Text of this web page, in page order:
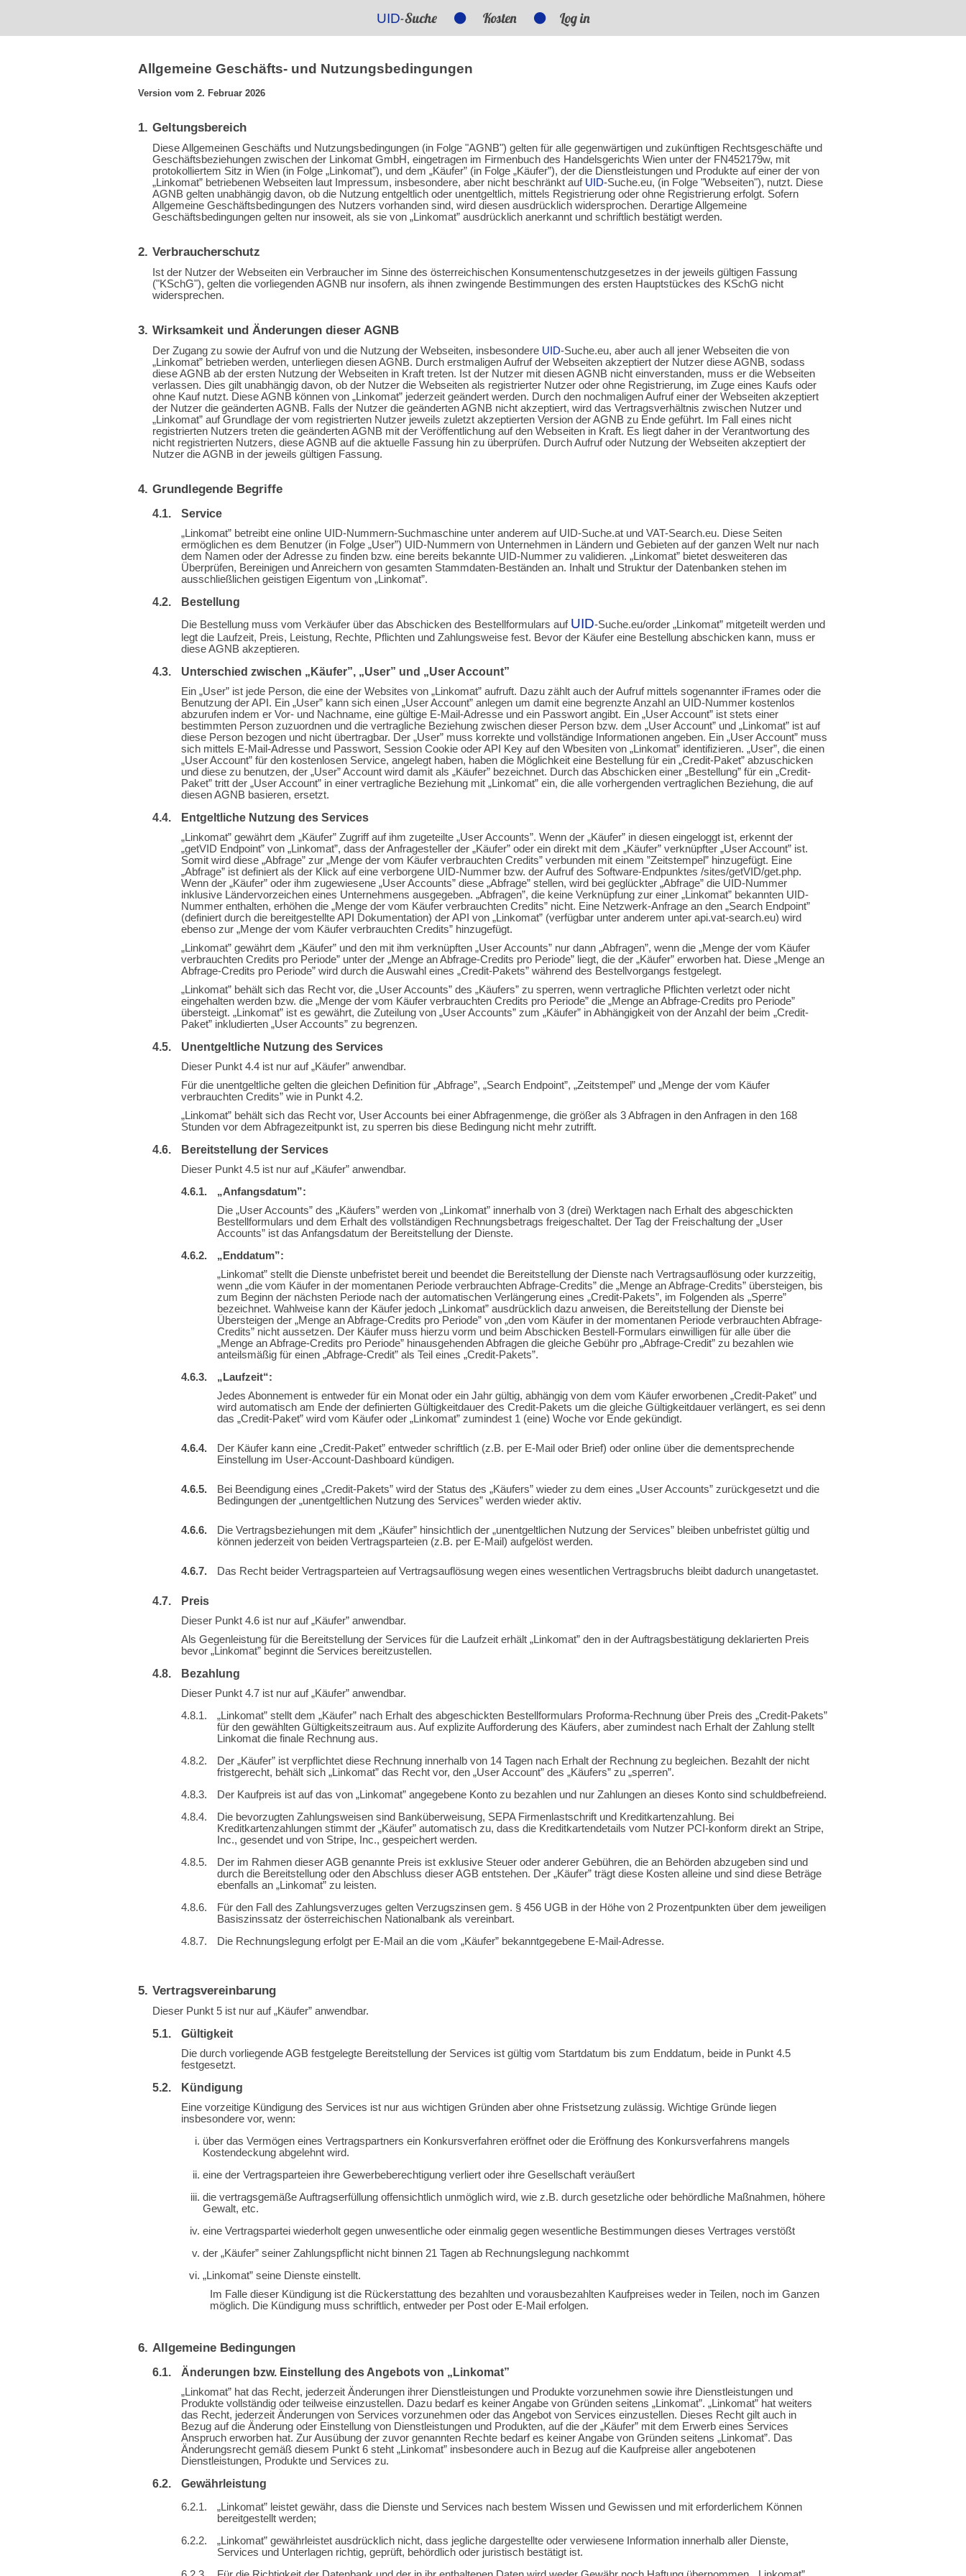
UID-Suche Kosten Log in
Allgemeine Geschäfts- und Nutzungsbedingungen
Version vom 2. Februar 2026
Geltungsbereich
Diese Allgemeinen Geschäfts und Nutzungsbedingungen (in Folge "AGNB") gelten für alle gegenwärtigen und zukünftigen Rechtsgeschäfte und
Geschäftsbeziehungen zwischen der Linkomat GmbH, eingetragen im Firmenbuch des Handelsgerichts Wien unter der FN452179w, mit
protokolliertem Sitz in Wien (in Folge „Linkomat”), und dem „Käufer” (in Folge „Käufer”), der die Dienstleistungen und Produkte auf einer der von
„Linkomat” betriebenen Webseiten laut Impressum, insbesondere, aber nicht beschränkt auf UID-Suche.eu, (in Folge "Webseiten"), nutzt. Diese
AGNB gelten unabhängig davon, ob die Nutzung entgeltlich oder unentgeltlich, mittels Registrierung oder ohne Registrierung erfolgt. Sofern
Allgemeine Geschäftsbedingungen des Nutzers vorhanden sind, wird diesen ausdrücklich widersprochen. Derartige Allgemeine
Geschäftsbedingungen gelten nur insoweit, als sie von „Linkomat” ausdrücklich anerkannt und schriftlich bestätigt werden.
Verbraucherschutz
Ist der Nutzer der Webseiten ein Verbraucher im Sinne des österreichischen Konsumentenschutzgesetzes in der jeweils gültigen Fassung
("KSchG"), gelten die vorliegenden AGNB nur insofern, als ihnen zwingende Bestimmungen des ersten Hauptstückes des KSchG nicht
widersprechen.
Wirksamkeit und Änderungen dieser AGNB
Der Zugang zu sowie der Aufruf von und die Nutzung der Webseiten, insbesondere UID-Suche.eu, aber auch all jener Webseiten die von
„Linkomat” betrieben werden, unterliegen diesen AGNB. Durch erstmaligen Aufruf der Webseiten akzeptiert der Nutzer diese AGNB, sodass
diese AGNB ab der ersten Nutzung der Webseiten in Kraft treten. Ist der Nutzer mit diesen AGNB nicht einverstanden, muss er die Webseiten
verlassen. Dies gilt unabhängig davon, ob der Nutzer die Webseiten als registrierter Nutzer oder ohne Registrierung, im Zuge eines Kaufs oder
ohne Kauf nutzt. Diese AGNB können von „Linkomat” jederzeit geändert werden. Durch den nochmaligen Aufruf einer der Webseiten akzeptiert
der Nutzer die geänderten AGNB. Falls der Nutzer die geänderten AGNB nicht akzeptiert, wird das Vertragsverhältnis zwischen Nutzer und
„Linkomat” auf Grundlage der vom registrierten Nutzer jeweils zuletzt akzeptierten Version der AGNB zu Ende geführt. Im Fall eines nicht
registrierten Nutzers treten die geänderten AGNB mit der Veröffentlichung auf den Webseiten in Kraft. Es liegt daher in der Verantwortung des
nicht registrierten Nutzers, diese AGNB auf die aktuelle Fassung hin zu überprüfen. Durch Aufruf oder Nutzung der Webseiten akzeptiert der
Nutzer die AGNB in der jeweils gültigen Fassung.
Grundlegende Begriffe
Service
„Linkomat” betreibt eine online UID-Nummern-Suchmaschine unter anderem auf UID-Suche.at und VAT-Search.eu. Diese Seiten
ermöglichen es dem Benutzer (in Folge „User”) UID-Nummern von Unternehmen in Ländern und Gebieten auf der ganzen Welt nur nach
dem Namen oder der Adresse zu finden bzw. eine bereits bekannte UID-Nummer zu validieren. „Linkomat” bietet desweiteren das
Überprüfen, Bereinigen und Anreichern von gesamten Stammdaten-Beständen an. Inhalt und Struktur der Datenbanken stehen im
ausschließlichen geistigen Eigentum von „Linkomat”.
Bestellung
Die Bestellung muss vom Verkäufer über das Abschicken des Bestellformulars auf UID-Suche.eu/order „Linkomat” mitgeteilt werden und
legt die Laufzeit, Preis, Leistung, Rechte, Pflichten und Zahlungsweise fest. Bevor der Käufer eine Bestellung abschicken kann, muss er
diese AGNB akzeptieren.
Unterschied zwischen „Käufer”, „User” und „User Account”
Ein „User” ist jede Person, die eine der Websites von „Linkomat” aufruft. Dazu zählt auch der Aufruf mittels sogenannter iFrames oder die
Benutzung der API. Ein „User” kann sich einen „User Account” anlegen um damit eine begrenzte Anzahl an UID-Nummer kostenlos
abzurufen indem er Vor- und Nachname, eine gültige E-Mail-Adresse und ein Passwort angibt. Ein „User Account” ist stets einer
bestimmten Person zuzuordnen und die vertragliche Beziehung zwischen dieser Person bzw. dem „User Account” und „Linkomat” ist auf
diese Person bezogen und nicht übertragbar. Der „User” muss korrekte und vollständige Informationen angeben. Ein „User Account” muss
sich mittels E-Mail-Adresse und Passwort, Session Cookie oder API Key auf den Wbesiten von „Linkomat” identifizieren. „User”, die einen
„User Account” für den kostenlosen Service, angelegt haben, haben die Möglichkeit eine Bestellung für ein „Credit-Paket” abzuschicken
und diese zu benutzen, der „User” Account wird damit als „Käufer” bezeichnet. Durch das Abschicken einer „Bestellung” für ein „Credit-
Paket” tritt der „User Account” in einer vertragliche Beziehung mit „Linkomat” ein, die alle vorhergenden vertraglichen Beziehung, die auf
diesen AGNB basieren, ersetzt.
Entgeltliche Nutzung des Services
„Linkomat” gewährt dem „Käufer” Zugriff auf ihm zugeteilte „User Accounts”. Wenn der „Käufer” in diesen eingeloggt ist, erkennt der
„getVID Endpoint” von „Linkomat”, dass der Anfragesteller der „Käufer” oder ein direkt mit dem „Käufer” verknüpfter „User Account” ist.
Somit wird diese „Abfrage” zur „Menge der vom Käufer verbrauchten Credits” verbunden mit einem ”Zeitstempel” hinzugefügt. Eine
„Abfrage” ist definiert als der Klick auf eine verborgene UID-Nummer bzw. der Aufruf des Software-Endpunktes /sites/getVID/get.php.
Wenn der „Käufer” oder ihm zugewiesene „User Accounts” diese „Abfrage” stellen, wird bei geglückter „Abfrage” die UID-Nummer
inklusive Ländervorzeichen eines Unternehmens ausgegeben. „Abfragen”, die keine Verknüpfung zur einer „Linkomat” bekannten UID-
Nummer enthalten, erhöhen die „Menge der vom Käufer verbrauchten Credits” nicht. Eine Netzwerk-Anfrage an den „Search Endpoint”
(definiert durch die bereitgestellte API Dokumentation) der API von „Linkomat” (verfügbar unter anderem unter api.vat-search.eu) wird
ebenso zur „Menge der vom Käufer verbrauchten Credits” hinzugefügt.
„Linkomat” gewährt dem „Käufer” und den mit ihm verknüpften „User Accounts” nur dann „Abfragen”, wenn die „Menge der vom Käufer
verbrauchten Credits pro Periode” unter der „Menge an Abfrage-Credits pro Periode” liegt, die der „Käufer” erworben hat. Diese „Menge an
Abfrage-Credits pro Periode” wird durch die Auswahl eines „Credit-Pakets” während des Bestellvorgangs festgelegt.
„Linkomat” behält sich das Recht vor, die „User Accounts” des „Käufers” zu sperren, wenn vertragliche Pflichten verletzt oder nicht
eingehalten werden bzw. die „Menge der vom Käufer verbrauchten Credits pro Periode” die „Menge an Abfrage-Credits pro Periode”
übersteigt. „Linkomat” ist es gewährt, die Zuteilung von „User Accounts” zum „Käufer” in Abhängigkeit von der Anzahl der beim „Credit-
Paket” inkludierten „User Accounts” zu begrenzen.
Unentgeltliche Nutzung des Services
Dieser Punkt 4.4 ist nur auf „Käufer” anwendbar.
Für die unentgeltliche gelten die gleichen Definition für „Abfrage”, „Search Endpoint”, „Zeitstempel” und „Menge der vom Käufer
verbrauchten Credits” wie in Punkt 4.2.
„Linkomat” behält sich das Recht vor, User Accounts bei einer Abfragenmenge, die größer als 3 Abfragen in den Anfragen in den 168
Stunden vor dem Abfragezeitpunkt ist, zu sperren bis diese Bedingung nicht mehr zutrifft.
Bereitstellung der Services
Dieser Punkt 4.5 ist nur auf „Käufer” anwendbar.
„Anfangsdatum”:
Die „User Accounts” des „Käufers” werden von „Linkomat” innerhalb von 3 (drei) Werktagen nach Erhalt des abgeschickten
Bestellformulars und dem Erhalt des vollständigen Rechnungsbetrags freigeschaltet. Der Tag der Freischaltung der „User
Accounts” ist das Anfangsdatum der Bereitstellung der Dienste.
„Enddatum”:
„Linkomat” stellt die Dienste unbefristet bereit und beendet die Bereitstellung der Dienste nach Vertragsauflösung oder kurzzeitig,
wenn „die vom Käufer in der momentanen Periode verbrauchten Abfrage-Credits” die „Menge an Abfrage-Credits” übersteigen, bis
zum Beginn der nächsten Periode nach der automatischen Verlängerung eines „Credit-Pakets”, im Folgenden als „Sperre”
bezeichnet. Wahlweise kann der Käufer jedoch „Linkomat” ausdrücklich dazu anweisen, die Bereitstellung der Dienste bei
Übersteigen der „Menge an Abfrage-Credits pro Periode” von „den vom Käufer in der momentanen Periode verbrauchten Abfrage-
Credits” nicht aussetzen. Der Käufer muss hierzu vorm und beim Abschicken Bestell-Formulars einwilligen für alle über die
„Menge an Abfrage-Credits pro Periode” hinausgehenden Abfragen die gleiche Gebühr pro „Abfrage-Credit” zu bezahlen wie
anteilsmäßig für einen „Abfrage-Credit” als Teil eines „Credit-Pakets”.
„Laufzeit“:
Jedes Abonnement is entweder für ein Monat oder ein Jahr gültig, abhängig von dem vom Käufer erworbenen „Credit-Paket” und
wird automatisch am Ende der definierten Gültigkeitdauer des Credit-Pakets um die gleiche Gültigkeitdauer verlängert, es sei denn
das „Credit-Paket” wird vom Käufer oder „Linkomat” zumindest 1 (eine) Woche vor Ende gekündigt.
Der Käufer kann eine „Credit-Paket” entweder schriftlich (z.B. per E-Mail oder Brief) oder online über die dementsprechende
Einstellung im User-Account-Dashboard kündigen.
Bei Beendigung eines „Credit-Pakets” wird der Status des „Käufers” wieder zu dem eines „User Accounts” zurückgesetzt und die
Bedingungen der „unentgeltlichen Nutzung des Services” werden wieder aktiv.
Die Vertragsbeziehungen mit dem „Käufer” hinsichtlich der „unentgeltlichen Nutzung der Services” bleiben unbefristet gültig und
können jederzeit von beiden Vertragsparteien (z.B. per E-Mail) aufgelöst werden.
Das Recht beider Vertragsparteien auf Vertragsauflösung wegen eines wesentlichen Vertragsbruchs bleibt dadurch unangetastet.
Preis
Dieser Punkt 4.6 ist nur auf „Käufer” anwendbar.
Als Gegenleistung für die Bereitstellung der Services für die Laufzeit erhält „Linkomat” den in der Auftragsbestätigung deklarierten Preis
bevor „Linkomat” beginnt die Services bereitzustellen.
Bezahlung
Dieser Punkt 4.7 ist nur auf „Käufer” anwendbar.
„Linkomat” stellt dem „Käufer” nach Erhalt des abgeschickten Bestellformulars Proforma-Rechnung über Preis des „Credit-Pakets”
für den gewählten Gültigkeitszeitraum aus. Auf explizite Aufforderung des Käufers, aber zumindest nach Erhalt der Zahlung stellt
Linkomat die finale Rechnung aus.
Der „Käufer” ist verpflichtet diese Rechnung innerhalb von 14 Tagen nach Erhalt der Rechnung zu begleichen. Bezahlt der nicht
fristgerecht, behält sich „Linkomat” das Recht vor, den „User Account” des „Käufers” zu „sperren”.
Der Kaufpreis ist auf das von „Linkomat” angegebene Konto zu bezahlen und nur Zahlungen an dieses Konto sind schuldbefreiend.
Die bevorzugten Zahlungsweisen sind Banküberweisung, SEPA Firmenlastschrift und Kreditkartenzahlung. Bei
Kreditkartenzahlungen stimmt der „Käufer” automatisch zu, dass die Kreditkartendetails vom Nutzer PCI-konform direkt an Stripe,
Inc., gesendet und von Stripe, Inc., gespeichert werden.
Der im Rahmen dieser AGB genannte Preis ist exklusive Steuer oder anderer Gebühren, die an Behörden abzugeben sind und
durch die Bereitstellung oder den Abschluss dieser AGB entstehen. Der „Käufer” trägt diese Kosten alleine und sind diese Beträge
ebenfalls an „Linkomat” zu leisten.
Für den Fall des Zahlungsverzuges gelten Verzugszinsen gem. § 456 UGB in der Höhe von 2 Prozentpunkten über dem jeweiligen
Basiszinssatz der österreichischen Nationalbank als vereinbart.
Die Rechnungslegung erfolgt per E-Mail an die vom „Käufer” bekanntgegebene E-Mail-Adresse.
Vertragsvereinbarung
Dieser Punkt 5 ist nur auf „Käufer” anwendbar.
Gültigkeit
Die durch vorliegende AGB festgelegte Bereitstellung der Services ist gültig vom Startdatum bis zum Enddatum, beide in Punkt 4.5
festgesetzt.
Kündigung
Eine vorzeitige Kündigung des Services ist nur aus wichtigen Gründen aber ohne Fristsetzung zulässig. Wichtige Gründe liegen
insbesondere vor, wenn:
über das Vermögen eines Vertragspartners ein Konkursverfahren eröffnet oder die Eröffnung des Konkursverfahrens mangels
Kostendeckung abgelehnt wird.
eine der Vertragsparteien ihre Gewerbeberechtigung verliert oder ihre Gesellschaft veräußert
die vertragsgemäße Auftragserfüllung offensichtlich unmöglich wird, wie z.B. durch gesetzliche oder behördliche Maßnahmen, höhere
Gewalt, etc.
eine Vertragspartei wiederholt gegen unwesentliche oder einmalig gegen wesentliche Bestimmungen dieses Vertrages verstößt
der „Käufer” seiner Zahlungspflicht nicht binnen 21 Tagen ab Rechnungslegung nachkommt
„Linkomat” seine Dienste einstellt.
Im Falle dieser Kündigung ist die Rückerstattung des bezahlten und vorausbezahlten Kaufpreises weder in Teilen, noch im Ganzen
möglich. Die Kündigung muss schriftlich, entweder per Post oder E-Mail erfolgen.
Allgemeine Bedingungen
Änderungen bzw. Einstellung des Angebots von „Linkomat”
„Linkomat” hat das Recht, jederzeit Änderungen ihrer Dienstleistungen und Produkte vorzunehmen sowie ihre Dienstleistungen und
Produkte vollständig oder teilweise einzustellen. Dazu bedarf es keiner Angabe von Gründen seitens „Linkomat”. „Linkomat” hat weiters
das Recht, jederzeit Änderungen von Services vorzunehmen oder das Angebot von Services einzustellen. Dieses Recht gilt auch in
Bezug auf die Änderung oder Einstellung von Dienstleistungen und Produkten, auf die der „Käufer” mit dem Erwerb eines Services
Anspruch erworben hat. Zur Ausübung der zuvor genannten Rechte bedarf es keiner Angabe von Gründen seitens „Linkomat”. Das
Änderungsrecht gemäß diesem Punkt 6 steht „Linkomat” insbesondere auch in Bezug auf die Kaufpreise aller angebotenen
Dienstleistungen, Produkte und Services zu.
Gewährleistung
„Linkomat” leistet gewähr, dass die Dienste und Services nach bestem Wissen und Gewissen und mit erforderlichem Können
bereitgestellt werden;
„Linkomat” gewährleistet ausdrücklich nicht, dass jegliche dargestellte oder verwiesene Information innerhalb aller Dienste,
Services und Unterlagen richtig, geprüft, behördlich oder juristisch bestätigt ist.